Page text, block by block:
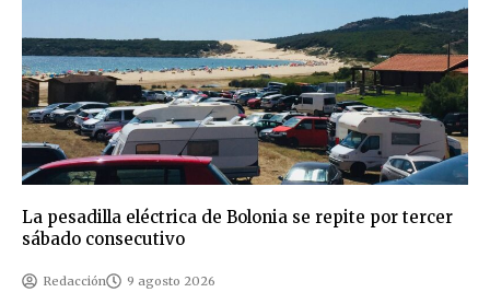
La pesadilla eléctrica de Bolonia se repite por tercer
sábado consecutivo
Redacción 9 agosto 2026